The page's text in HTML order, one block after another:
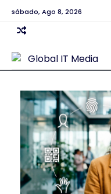
Skip
to
content
sábado, Ago 8, 2026